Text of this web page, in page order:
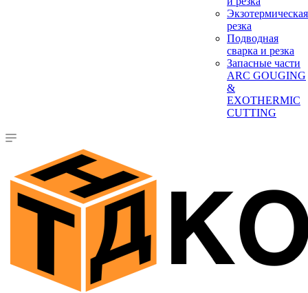
Экзотермическая
резка
Подводная
сварка и резка
Запасные части
ARC GOUGING
&
EXOTHERMIC
CUTTING